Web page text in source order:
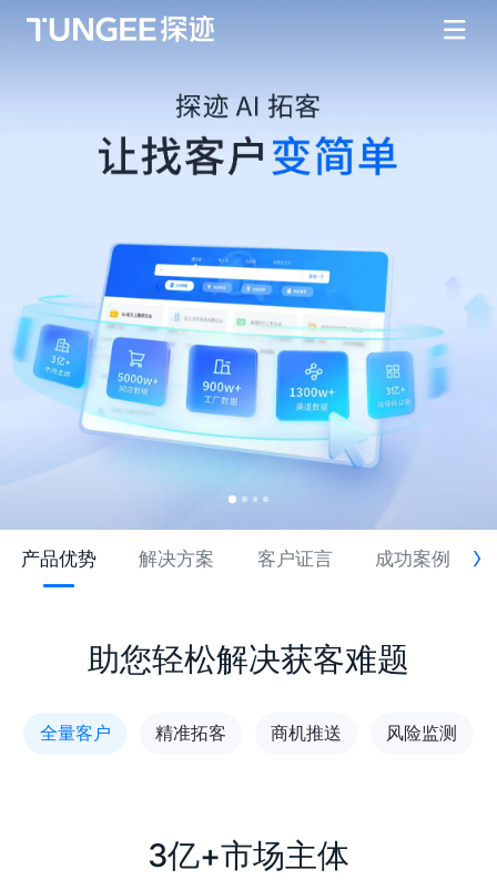
产品优势 解决方案 客户证言 成功案例
助您轻松解决获客难题
全量客户 精准拓客 商机推送 风险监测
3亿+市场主体